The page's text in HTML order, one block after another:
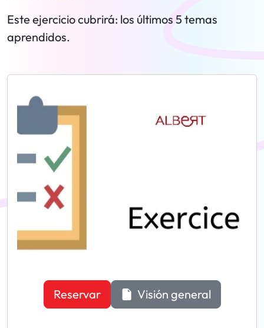
Este ejercicio cubrirá: los últimos 5 temas
aprendidos.
Reservar Visión general